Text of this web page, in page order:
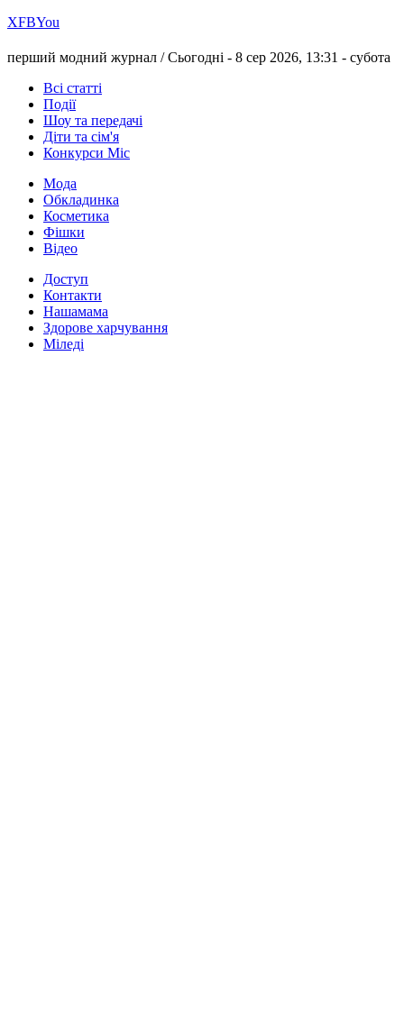
ХFBYou
перший модний журнал /Сьогодні - 8 сер 2026, 13:31 - субота
Всі статті
Події
Шоу та передачі
Діти та сім'я
Конкурси Міс
Мода
Обкладинка
Косметика
Фішки
Відео
Доступ
Контакти
Нашамама
Здорове харчування
Міледі